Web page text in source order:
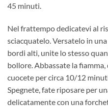
45 minuti.
Nel frattempo dedicatevi al
sciacquatelo. Versatelo in
bordi alti, unite lo stesso
bollore. Abbassate la
cuocete per circa 10/12
Spegnete, fate riposare per
delicatamente con una